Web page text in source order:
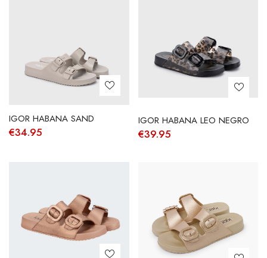
IGOR HABANA SAND
€34.95
IGOR HABANA LEO NEGRO
€39.95